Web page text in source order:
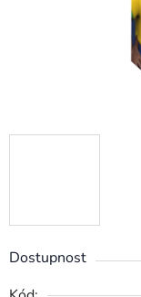
Dostupnost